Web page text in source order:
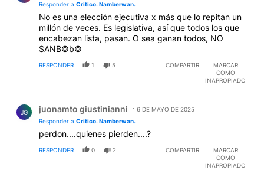
Responder a Critico. Namberwan.
No es una elección ejecutiva x más que lo repitan un
millón de veces. Es legislativa, así que todos los que
encabezan lista, pasan. O sea ganan todos, NO
SANB©b©
RESPONDER 1 5 COMPARTIR
MARCAR
COMO
INAPROPIADO
JG juonamto giustinianni
6 DE MAYO DE 2025
Responder a Critico. Namberwan.
perdon....quienes pierden....?
RESPONDER 0 2 COMPARTIR
MARCAR
COMO
INAPROPIADO